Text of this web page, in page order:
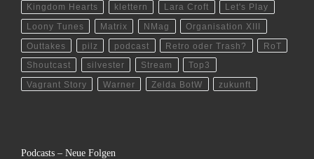
Kingdom Hearts klettern Lara Croft Let's Play
Loony Tunes Matrix NMag Organisation XIII
Outtakes pilz podcast Retro oder Trash? RoT
Shoutcast silvester Stream Top3
Vagrant Story Warner Zelda BotW zukunft
Podcasts – Neue Folgen